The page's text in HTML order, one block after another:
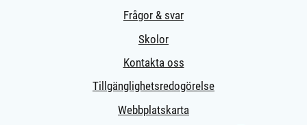
Frågor & svar
Skolor
Kontakta oss
Tillgänglighetsredogörelse
Webbplatskarta